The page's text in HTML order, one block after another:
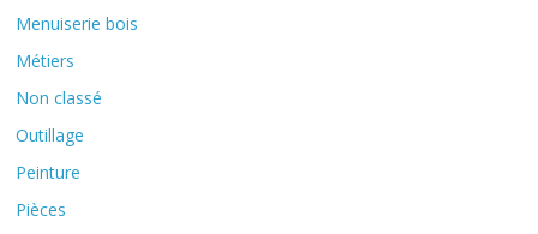
Menuiserie bois
Métiers
Non classé
Outillage
Peinture
Pièces